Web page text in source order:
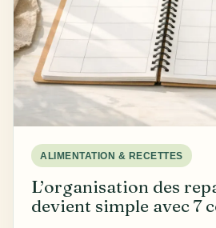
ALIMENTATION & RECETTES
L’organisation des
devient simple avec 7